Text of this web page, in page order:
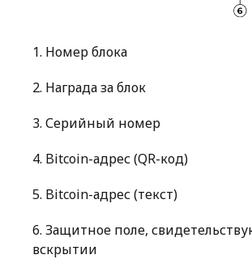
1. Номер блока
2. Награда за блок
3. Серийный номер
4. Bitcoin-адрес (QR-код)
5. Bitcoin-адрес (текст)
6. Защитное поле,
вскрытии